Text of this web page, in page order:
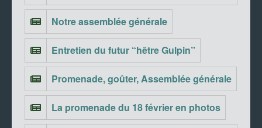
Notre assemblée générale
Entretien du futur “hêtre Gulpin”
Promenade, goûter, Assemblée générale
La promenade du 18 février en photos